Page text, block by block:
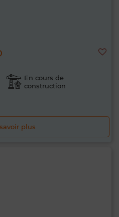
En cours de
construction
plus